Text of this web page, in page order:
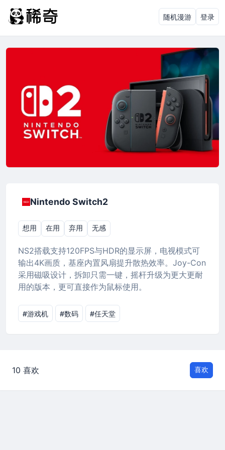
随机漫游 登录
Nintendo Switch2
想用 在用 弃用 无感
NS2搭载支持120FPS与HDR的显示屏，电视模式可
输出4K画质，基座内置风扇提升散热效率。Joy-Con
采用磁吸设计，拆卸只需一键，摇杆升级为更大更耐
用的版本，更可直接作为鼠标使用。
#游戏机 #数码 #任天堂
10 喜欢 喜欢